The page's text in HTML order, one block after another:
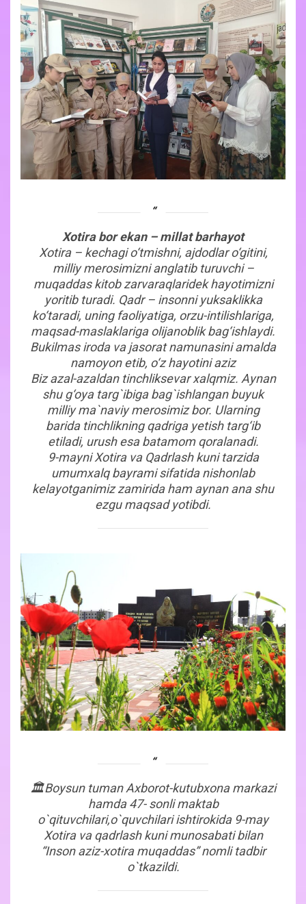
Xotira bor ekan – millat barhayot
Xotira – kechagi o‘tmishni, ajdodlar o‘gitini,
milliy merosimizni anglatib turuvchi –
muqaddas kitob zarvaraqlaridek hayotimizni
yoritib turadi. Qadr – insonni yuksaklikka
ko‘taradi, uning faoliyatiga, orzu-intilishlariga,
maqsad-maslaklariga olijanoblik bag‘ishlaydi.
Bukilmas iroda va jasorat namunasini amalda
namoyon etib, o‘z hayotini aziz
Biz azal-azaldan tinchliksevar xalqmiz. Aynan
shu g‘oya targ`ibiga bag`ishlangan buyuk
milliy ma`naviy merosimiz bor. Ularning
barida tinchlikning qadriga yetish targ‘ib
etiladi, urush esa batamom qoralanadi.
9-mayni Xotira va Qadrlash kuni tarzida
umumxalq bayrami sifatida nishonlab
kelayotganimiz zamirida ham aynan ana shu
ezgu maqsad yotibdi.
🏛Boysun tuman Axborot-kutubxona markazi
hamda 47- sonli maktab
o`qituvchilari,o`quvchilari ishtirokida 9-may
Xotira va qadrlash kuni munosabati bilan
“Inson aziz-xotira muqaddas” nomli tadbir
o`tkazildi.